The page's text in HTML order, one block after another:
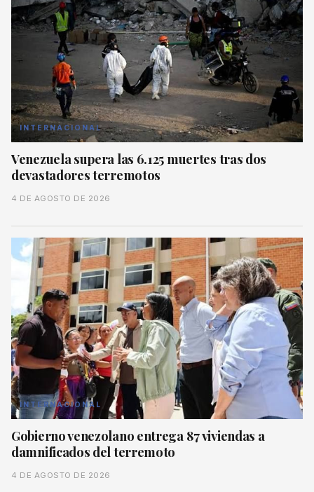
INTERNACIONAL
Venezuela supera las 6.125 muertes tras dos
devastadores terremotos
4 DE AGOSTO DE 2026
INTERNACIONAL
Gobierno venezolano entrega 87 viviendas a
damnificados del terremoto
4 DE AGOSTO DE 2026